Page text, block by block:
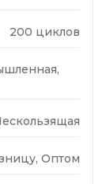
200 циклов
Оптом